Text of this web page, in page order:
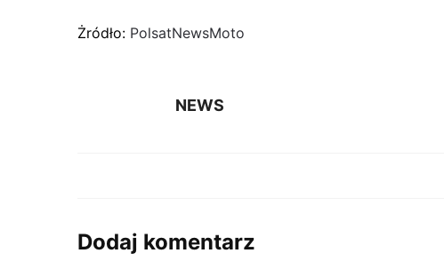
Żródło: PolsatNewsMoto
NEWS
Dodaj komentarz